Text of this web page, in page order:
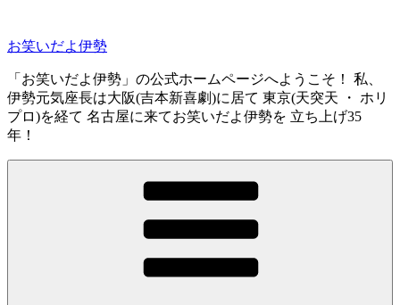
テ
ン
ツ
へ
ス
キ
ッ
お笑いだよ伊勢
「お笑いだよ伊勢」の公式ホームページへようこそ！ 私、
伊勢元気座長は大阪(吉本新喜劇)に居て 東京(天突天 ・ ホリ
プロ)を経て 名古屋に来てお笑いだよ伊勢を 立ち上げ35
年！